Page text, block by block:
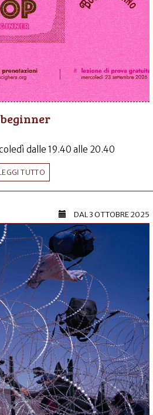
dalle 19.40 alle 20.40
TUTTO
DAL3 OTTOBRE 2025